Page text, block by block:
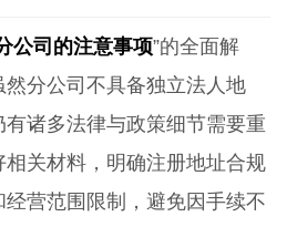
公司的注意事项”的全面解
分公司不具备独立法人地
诸多法律与政策细节需要重
关材料，明确注册地址合规
营范围限制，避免因手续不